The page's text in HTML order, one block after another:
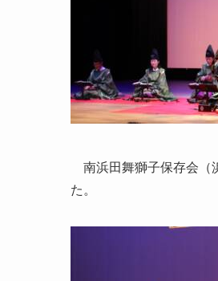
南浜田舞獅子保存会（
た。